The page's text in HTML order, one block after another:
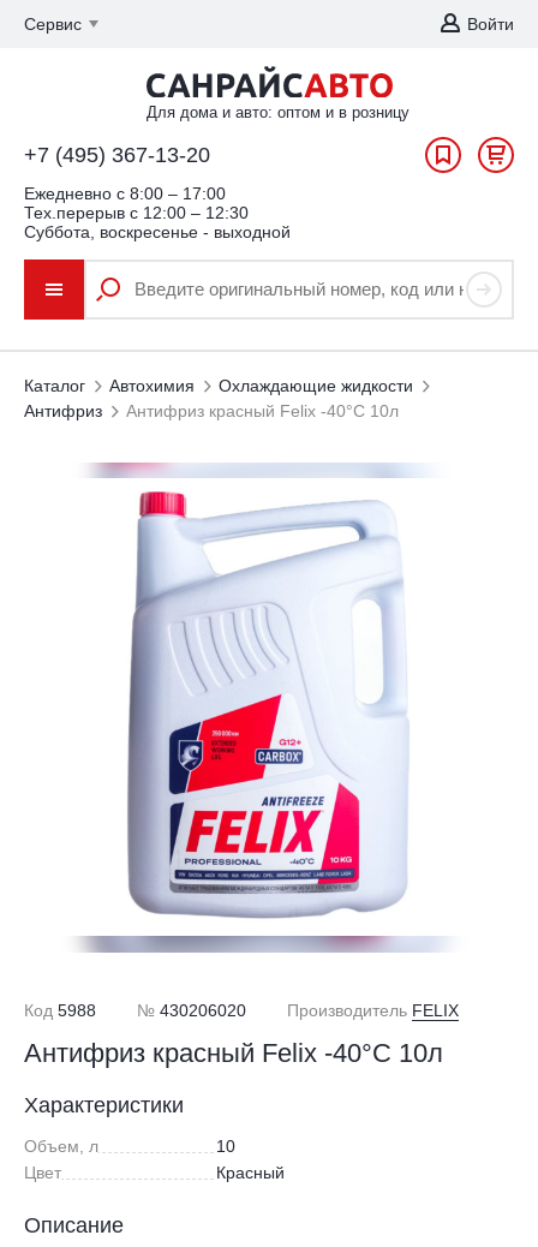
Сервис Войти
Для дома и авто: оптом и в розницу
+7 (495) 367-13-20
Ежедневно c 8:00 – 17:00
Тех.перерыв с 12:00 – 12:30
Суббота, воскресенье - выходной
Каталог Автохимия
Охлаждающие жидкости
Антифриз
Антифриз красный Felix -40°С 10л
Код 5988 № 430206020 Производитель FELIX
Антифриз красный Felix -40°С 10л
Характеристики
Объем, л
10
Цвет
Красный
Описание